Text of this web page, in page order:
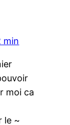
min
moi ca
le ~